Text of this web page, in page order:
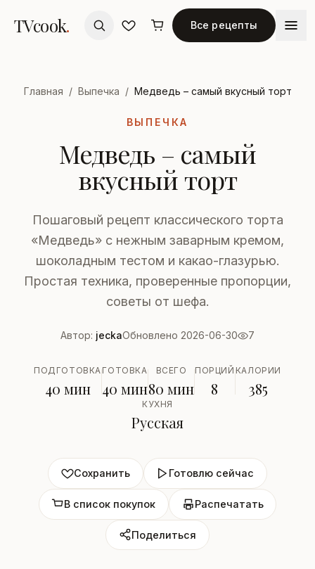
TVcook. Все рецепты
Главная / Выпечка / Медведь – самый вкусный торт
ВЫПЕЧКА
Медведь – самый
вкусный торт
Пошаговый рецепт классического торта
«Медведь» с нежным заварным кремом,
шоколадным тестом и какао-глазурью.
Простая техника, проверенные пропорции,
советы от шефа.
Автор: jeckaОбновлено 2026-06-30 7
ПОДГОТОВКА
40 мин
ГОТОВКА
40 мин
ВСЕГО
80 мин
ПОРЦИЙ
8
КАЛОРИИ
385
КУХНЯ
Русская
Сохранить Готовлю сейчас
В список покупок Распечатать
Поделиться